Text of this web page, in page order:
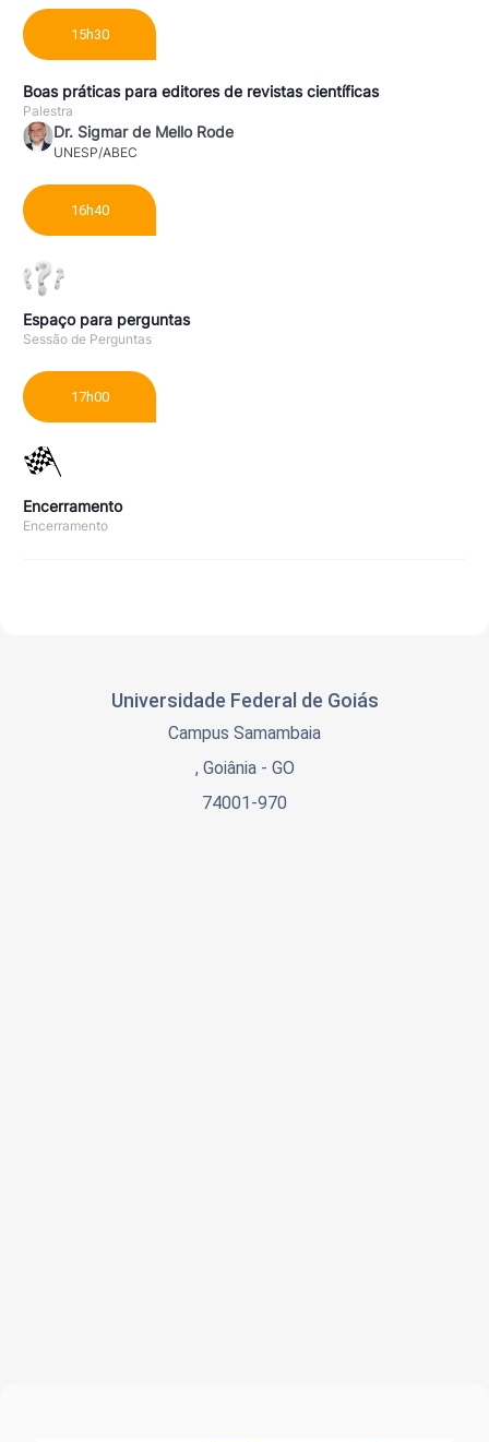
Boas práticas para editores de revistas científicas
Palestra
Dr. Sigmar de Mello Rode
UNESP/ABEC
15h30
Espaço para perguntas
Sessão de Perguntas
16h40
Encerramento
Encerramento
17h00
Universidade Federal de Goiás
Campus Samambaia
, Goiânia - GO
74001-970